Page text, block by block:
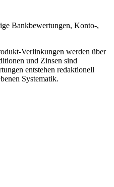
Bankbewertungen, Konto-,
Verlinkungen werden über
und Zinsen sind
entstehen redaktionell
Systematik.